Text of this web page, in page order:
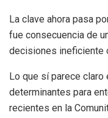
La clave ahora pasa
fue consecuencia de
decisiones ineficiente
Lo que sí parece
determinantes para
recientes en la